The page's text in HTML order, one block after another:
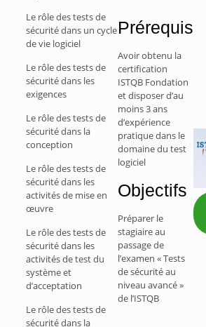
Le rôle des tests de
sécurité dans un cycle
de vie logiciel
Le rôle des tests de
sécurité dans les
exigences
Le rôle des tests de
sécurité dans la
conception
Le rôle des tests de
sécurité dans les
activités de mise en
œuvre
Le rôle des tests de
sécurité dans les
activités de test du
système et
d’acceptation
Le rôle des tests de
sécurité dans la
Prérequis
Avoir obtenu la
certification
ISTQB Fondation
et disposer d’au
moins 3 ans
d’expérience
pratique dans le
domaine du test
logiciel
Objectifs
Préparer le
stagiaire au
passage de
l’examen « Tests
de sécurité au
niveau avancé »
de l’ISTQB